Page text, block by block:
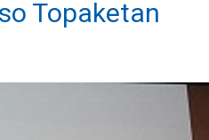
Topaketan